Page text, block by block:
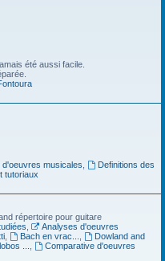
été aussi facile.
d'oeuvres musicales
Definitions des
tutoriaux
répertoire pour guitare
Analyses d'oeuvres
, Bach en vrac...
Dowland and
...
Comparative d'oeuvres